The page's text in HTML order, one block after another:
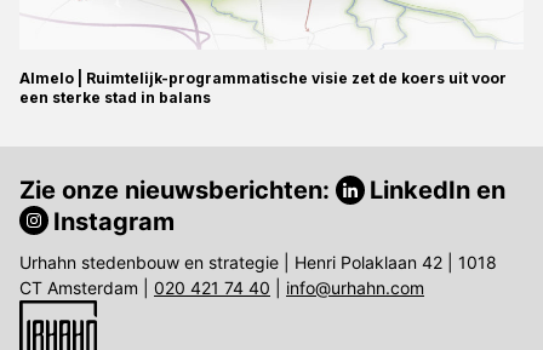
Almelo | Ruimtelijk-programmatische visie zet de koers uit voor
een sterke stad in balans
Zie onze nieuwsberichten: LinkedIn en
Instagram
Urhahn stedenbouw en strategie | Henri Polaklaan 42 | 1018
CT Amsterdam | 020 421 74 40 info@urhahn.com